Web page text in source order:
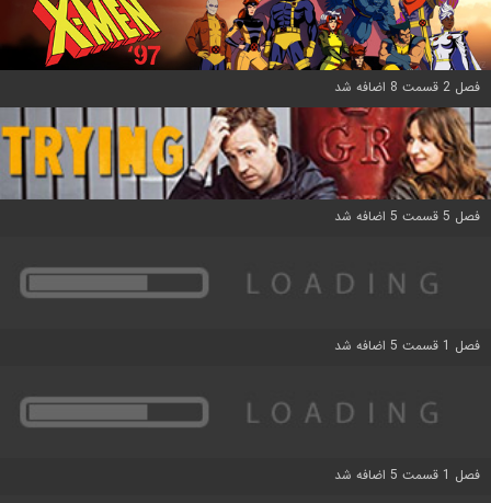
فصل 2 قسمت 8 اضافه شد
فصل 5 قسمت 5 اضافه شد
فصل 1 قسمت 5 اضافه شد
فصل 1 قسمت 5 اضافه شد